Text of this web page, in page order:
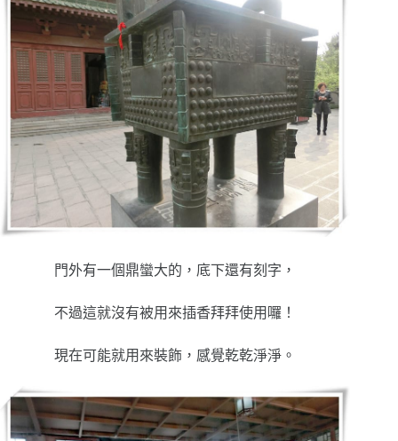
門外有一個鼎蠻大的，底下還有刻字，
不過這就沒有被用來插香拜拜使用囉！
現在可能就用來裝飾，感覺乾乾淨淨。